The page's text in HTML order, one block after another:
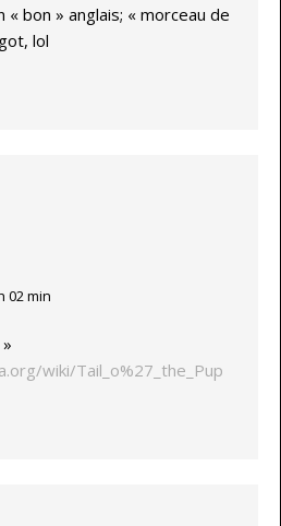
« bon » anglais; « morceau de
lol
02 min
wiki/Tail_o%27_the_Pup